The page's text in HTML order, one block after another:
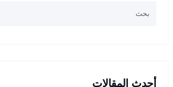
أحدث المقالات